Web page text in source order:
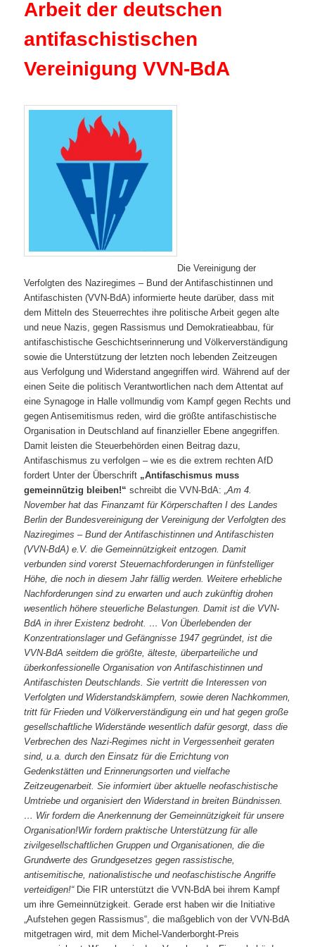
Arbeit der deutschen
antifaschistischen
Vereinigung VVN-BdA
Die Vereinigung der
Verfolgten des Naziregimes – Bund der Antifaschistinnen und
Antifaschisten (VVN-BdA) informierte heute darüber, dass mit
dem Mitteln des Steuerrechtes ihre politische Arbeit gegen alte
und neue Nazis, gegen Rassismus und Demokratieabbau, für
antifaschistische Geschichtserinnerung und Völkerverständigung
sowie die Unterstützung der letzten noch lebenden Zeitzeugen
aus Verfolgung und Widerstand angegriffen wird. Während auf der
einen Seite die politisch Verantwortlichen nach dem Attentat auf
eine Synagoge in Halle vollmundig vom Kampf gegen Rechts und
gegen Antisemitismus reden, wird die größte antifaschistische
Organisation in Deutschland auf finanzieller Ebene angegriffen.
Damit leisten die Steuerbehörden einen Beitrag dazu,
Antifaschismus zu verfolgen – wie es die extrem rechten AfD
fordert Unter der Überschrift „Antifaschismus muss
gemeinnützig bleiben!“schreibt die VVN-BdA:„Am 4.
November hat das Finanzamt für Körperschaften I des Landes
Berlin der Bundesvereinigung der Vereinigung der Verfolgten des
Naziregimes – Bund der Antifaschistinnen und Antifaschisten
(VVN-BdA) e.V. die Gemeinnützigkeit entzogen. Damit
verbunden sind vorerst Steuernachforderungen in fünfstelliger
Höhe, die noch in diesem Jahr fällig werden. Weitere erhebliche
Nachforderungen sind zu erwarten und auch zukünftig drohen
wesentlich höhere steuerliche Belastungen. Damit ist die VVN-
BdA in ihrer Existenz bedroht. … Von Überlebenden der
Konzentrationslager und Gefängnisse 1947 gegründet, ist die
VVN-BdA seitdem die größte, älteste, überparteiliche und
überkonfessionelle Organisation von Antifaschistinnen und
Antifaschisten Deutschlands. Sie vertritt die Interessen von
Verfolgten und Widerstandskämpfern, sowie deren Nachkommen,
tritt für Frieden und Völkerverständigung ein und hat gegen große
gesellschaftliche Widerstände wesentlich dafür gesorgt, dass die
Verbrechen des Nazi-Regimes nicht in Vergessenheit geraten
sind, u.a. durch den Einsatz für die Errichtung von
Gedenkstätten und Erinnerungsorten und vielfache
Zeitzeugenarbeit. Sie informiert über aktuelle neofaschistische
Umtriebe und organisiert den Widerstand in breiten Bündnissen.
… Wir fordern die Anerkennung der Gemeinnützigkeit für unsere
Organisation!Wir fordern praktische Unterstützung für alle
zivilgesellschaftlichen Gruppen und Organisationen, die die
Grundwerte des Grundgesetzes gegen rassistische,
antisemitische, nationalistische und neofaschistische Angriffe
verteidigen!“Die FIR unterstützt die VVN-BdA bei ihrem Kampf
um ihre Gemeinnützigkeit. Gerade erst haben wir die Initiative
„Aufstehen gegen Rassismus“, die maßgeblich von der VVN-BdA
mitgetragen wird, mit dem Michel-Vanderborght-Preis